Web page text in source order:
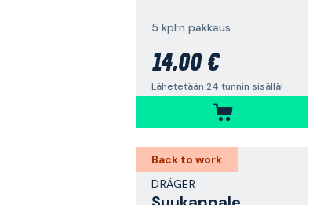
5 kpl:n pakkaus
14,00 €
Lähetetään 24 tunnin sisällä!
Back to work
DRÄGER